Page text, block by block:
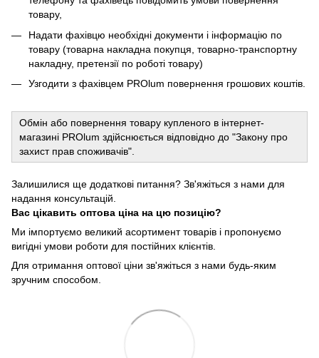
товару,
Надати фахівцю необхідні документи і інформацію по
товару (товарна накладна покупця, товарно-транспортну
накладну, претензії по роботі товару)
Узгодити з фахівцем PROlum повернення грошових коштів.
Обмін або повернення товару купленого в інтернет-
магазині PROlum здійснюється відповідно до "Закону про
захист прав споживачів".
Залишилися ще додаткові питання? Зв'яжіться з нами для
надання консультацій.
Вас цікавить оптова ціна на цю позицію?
Ми імпортуємо великий асортимент товарів і пропонуємо
вигідні умови роботи для постійних клієнтів.
Для отримання оптової ціни зв'яжіться з нами будь-яким
зручним способом.